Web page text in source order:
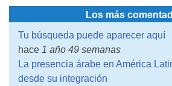
Los más
Tu búsqueda puede aparecer aquí
hace 1 año 49 semanas
La presencia árabe en América
desde su integración